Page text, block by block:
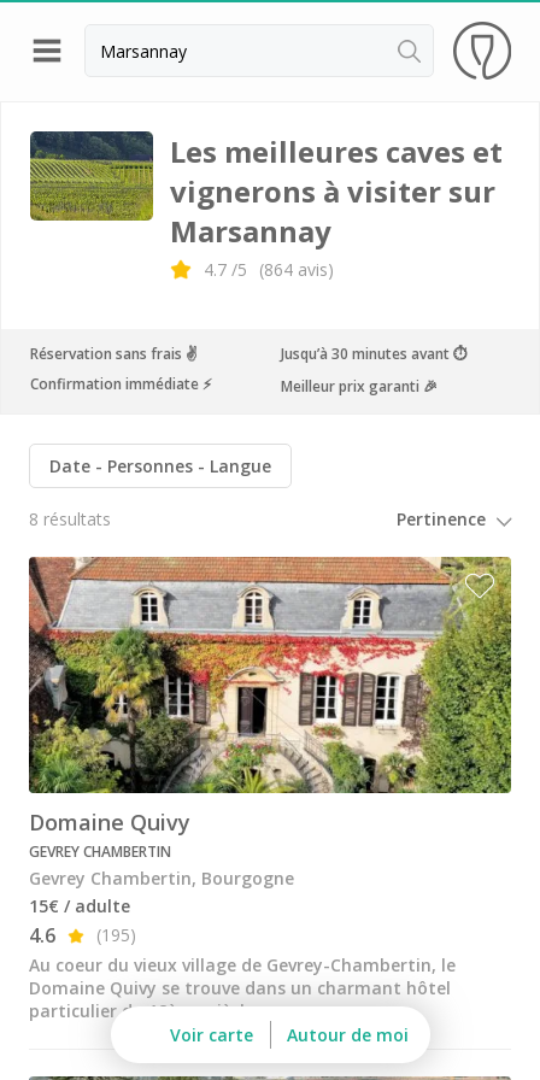
Retour
Visite cave & dégustation vin Beaune
Visite cave & dégustation vin Chablis
Visite cave & dégustation vin Dijon
Visite cave & dégustation vin Meursault
Château de Chamirey
Château de Marsannay
Château de Meursault
Château de Pommard
Château de Saint Aubin
Cité des vins Beaune
Domaine Besancenot
Domaine Borgnat
Domaine Chanson
Domaine de Montmain
Veuve Ambal
Cadeau dégustation vin Bourgogne
Carte Cadeau
Cours d'oenologie Beaune
Les meilleures caves et
vignerons à visiter sur
Marsannay
4.7 /5 (864 avis)
Réservation sans frais ✌️
Jusqu’à 30 minutes avant ⏱
Confirmation immédiate ⚡️
Meilleur prix garanti 🎉
Date Personnes Langue
8 résultats
Domaine Quivy
GEVREY CHAMBERTIN
Gevrey Chambertin, Bourgogne
15€ / adulte
4.6
(195)
Au coeur du vieux village de Gevrey-Chambertin, le
Domaine Quivy se trouve dans un charmant hôtel
particulier du 18ème siècle.
Voir carte
Autour de moi